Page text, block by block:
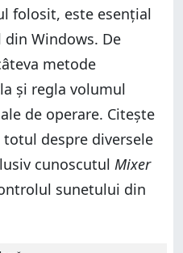
folosit, este esențial
Windows. De
metode
și regla volumul
de operare. Citește
despre diversele
cunoscutul Mixer
sunetului din